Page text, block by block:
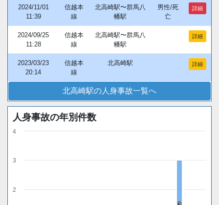
2024/11/01
11:39
信越本
線
北高崎駅〜群馬八
幡駅
男性/死
亡
詳細
2024/09/25
11:28
信越本
線
北高崎駅〜群馬八
幡駅
詳細
2023/03/23
20:14
信越本
線
北高崎駅 詳細
北高崎駅の人身事故一覧へ
人身事故の年別件数
2
3
4